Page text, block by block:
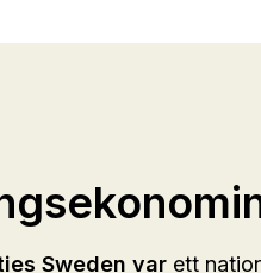
Sweden var ett